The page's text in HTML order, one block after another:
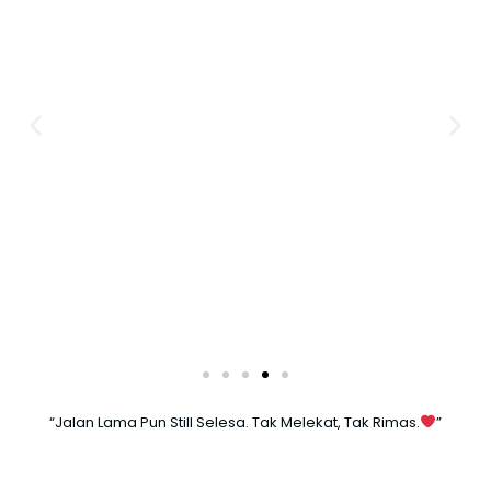
“Jalan Lama Pun Still Selesa. Tak Melekat, Tak Rimas. ”